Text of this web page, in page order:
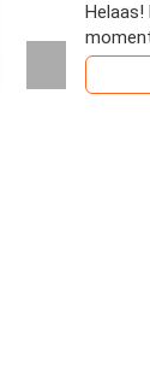
Helaas!